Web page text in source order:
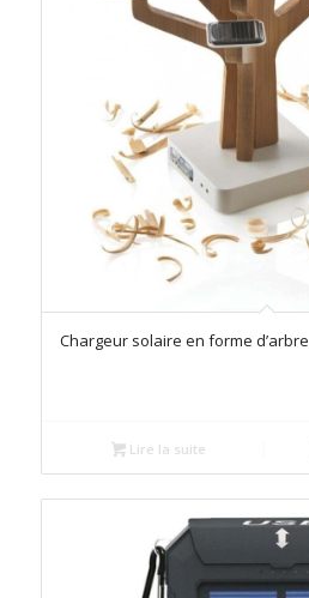
Chargeur solaire en forme d’arbre
Lire la suite